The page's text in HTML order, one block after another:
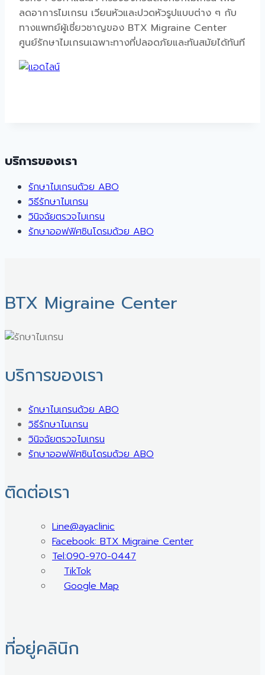
ลดอาการไมเกรน เวียนหัวและปวดหัวรูปแบบต่าง ๆ กับ
ทางแพทย์ผู้เชี่ยวชาญของ BTX Migraine Center
ศูนย์รักษาไมเกรนเฉพาะทางที่ปลอดภัยและทันสมัยได้ทันที
บริการของเรา
รักษาไมเกรนด้วย ABO
วิธีรักษาไมเกรน
วินิจฉัยตรวจไมเกรน
รักษาออฟฟิศซินโดรมด้วย ABO
BTX Migraine Center ㅤ
บริการของเรา
รักษาไมเกรนด้วย ABO
วิธีรักษาไมเกรน
วินิจฉัยตรวจไมเกรน
รักษาออฟฟิศซินโดรมด้วย ABO
ติดต่อเรา
Line@ayaclinic
Facebook: BTX Migraine Center
Tel:090-970-0447
TikTok
Google Map
ที่อยู่คลินิก